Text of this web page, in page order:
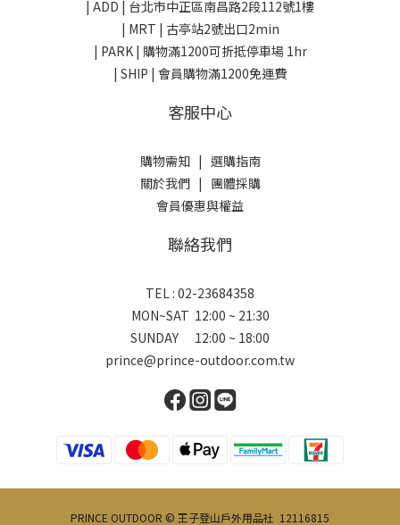
| ADD | 台北市中正區南昌路2段112號1樓
| MRT | 古亭站2號出口2min
| PARK | 購物滿1200可折抵停車場 1hr
| SHIP | 會員購物滿1200免運費
客服中心
購物需知| 選購指南
關於我們| 團體採購
會員優惠與權益
聯絡我們
TEL : 02-23684358
MON~SAT 12:00 ~ 21:30
SUNDAY 12:00 ~ 18:00
prince@prince-outdoor.com.tw
PRINCE OUTDOOR © 王子登山戶外用品社 12116815